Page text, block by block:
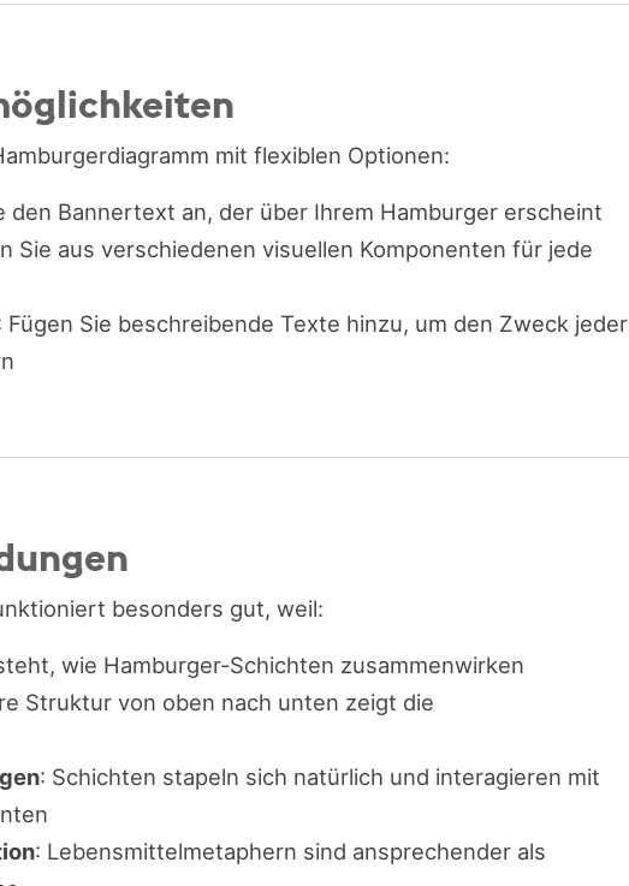
mit flexiblen Optionen:
den Bannertext an, der über Ihrem Hamburger erscheint
Sie aus verschiedenen visuellen Komponenten für jede
Fügen Sie beschreibende Texte hinzu, um den Zweck jeder
besonders gut, weil:
wie Hamburger-Schichten zusammenwirken
Struktur von oben nach unten zeigt die
: Schichten stapeln sich natürlich und interagieren mit
: Lebensmittelmetaphern sind ansprechender als